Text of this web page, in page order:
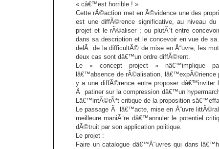
« câ€™est horrible ! »
Cette rÃ©action met en Ã©vidence une des
est une diffÃ©rence significative, au niveau
projet et le rÃ©aliser ; ou plutÃ´t entre
dans sa description et le concevoir en vue de
delÃ de la difficultÃ© de mise en Å“uvre, les
deux cas sont dâ€™un ordre diffÃ©rent.
Le « concept project » nâ€™implique
lâ€™absence de rÃ©alisation, lâ€™expÃ©rience
y a une diffÃ©rence entre proposer dâ€™inviter
Ã patiner sur la compression dâ€™un
Lâ€™intÃ©rÃªt critique de la proposition
Le passage Ã lâ€™acte, mise en Å“uvre
meilleure maniÃ¨re dâ€™annuler le potentiel
dÃ©truit par son application politique.
Le projet :
Faire un catalogue dâ€™Å“uvres qui dans